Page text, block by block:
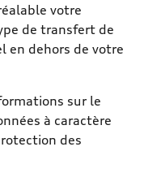
votre
de transfert de
en dehors de votre
sur le
à caractère
des